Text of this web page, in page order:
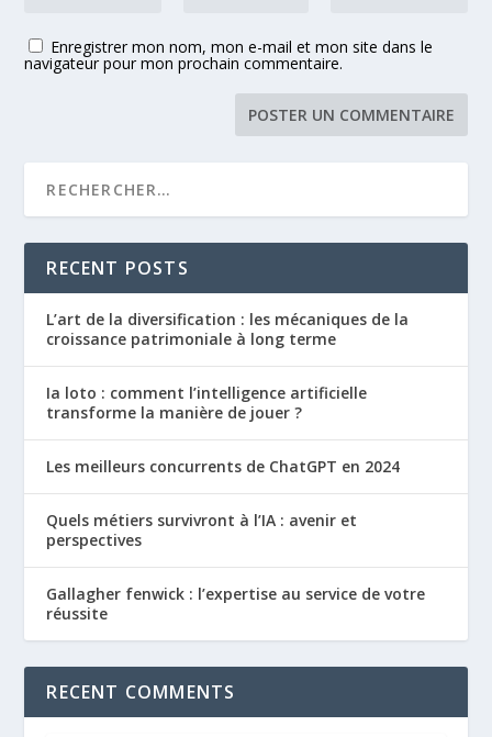
Enregistrer mon nom, mon e-mail et mon site dans le
navigateur pour mon prochain commentaire.
RECENT POSTS
L’art de la diversification : les mécaniques de la
croissance patrimoniale à long terme
Ia loto : comment l’intelligence artificielle
transforme la manière de jouer ?
Les meilleurs concurrents de ChatGPT en 2024
Quels métiers survivront à l’IA : avenir et
perspectives
Gallagher fenwick : l’expertise au service de votre
réussite
RECENT COMMENTS